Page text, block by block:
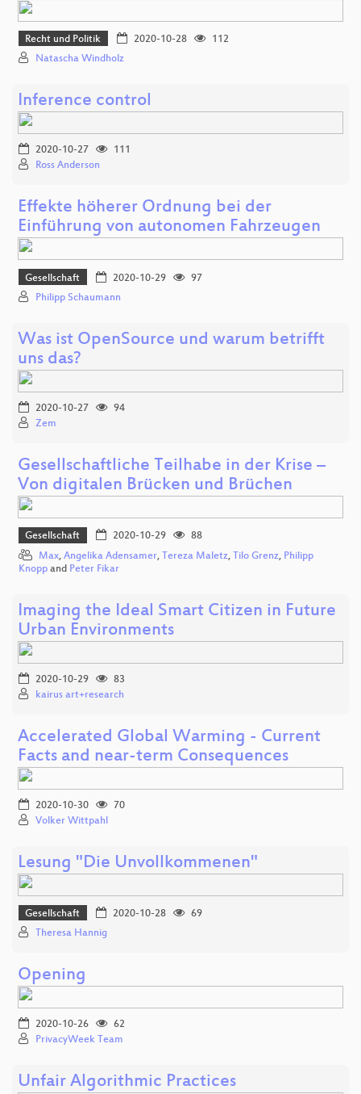
Recht und Politik 2020-10-28
112
Natascha Windholz
Inference control
2020-10-27
111
Ross Anderson
Effekte höherer Ordnung bei der
Einführung von autonomen Fahrzeugen
Gesellschaft 2020-10-29
97
Philipp Schaumann
Was ist OpenSource und warum betrifft
uns das?
2020-10-27
94
Zem
Gesellschaftliche Teilhabe in der Krise –
Von digitalen Brücken und Brüchen
Gesellschaft 2020-10-29
88
Max, Angelika Adensamer, Tereza Maletz, Tilo Grenz, Philipp
Knopp and Peter Fikar
Imaging the Ideal Smart Citizen in Future
Urban Environments
2020-10-29
83
kairus art+research
Accelerated Global Warming - Current
Facts and near-term Consequences
2020-10-30
70
Volker Wittpahl
Lesung "Die Unvollkommenen"
Gesellschaft 2020-10-28
69
Theresa Hannig
Opening
2020-10-26
62
PrivacyWeek Team
Unfair Algorithmic Practices